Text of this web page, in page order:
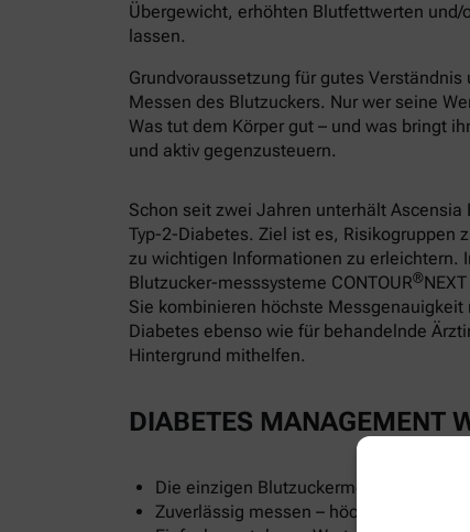
Übergewicht, erhöhten Blutfettwerten
lassen.
Grundvoraussetzung für gutes
Messen des Blutzuckers. Nur wer seine
Was tut dem Körper gut – und was bringt
und aktiv gegenzusteuern.
Schon seit zwei Jahren unterhält
Typ-2-Diabetes. Ziel ist es, Risikogruppen
zu wichtigen Informationen zu erleichtern.
Blutzucker-messsysteme CONTOUR®
Sie kombinieren höchste
Diabetes ebenso wie für behandelnde
Hintergrund mithelfen.
DIABETES MANAGEMENT
Die einzigen Blutzuckermessgeräte
Zuverlässig messen – höchste